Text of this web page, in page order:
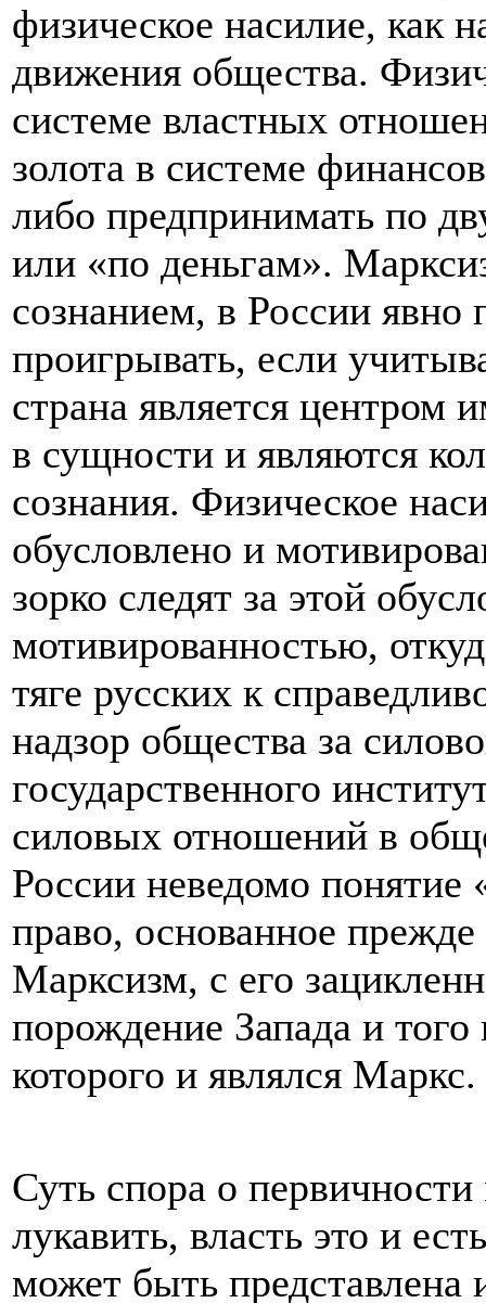
физическое насилие, как
движения общества.
системе властных
золота в системе
либо предпринимать по
или «по деньгам».
сознанием, в России
проигрывать, если
страна является центром
в сущности и являются
сознания. Физическое
обусловлено и
зорко следят за этой
мотивированностью,
тяге русских к
надзор общества за
государственного
силовых отношений в
России неведомо понятие
право, основанное
Марксизм, с его
порождение Запада и того
которого и являлся Маркс.
Суть спора о
лукавить, власть это и
может быть